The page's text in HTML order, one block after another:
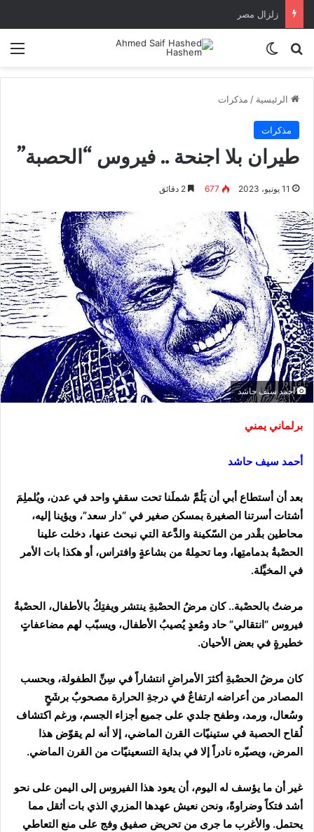
زلزال مصر
بحث عنالوضع المظلم
الرئيسية / مذكرات
مذكرات
طيران بلا اجنحة .. فيروس “الحصبة”
11 يونيو، 2023 677
أحمد سيف حاشد
برلماني يمني
أحمد سيف حاشد
بعد أن أستطاع أبي أن يَلُمَّ شملَنا تحت سقفٍ واحد في عدن، ويُلملِمَ
أشتات أسرتنا الصغيرة بمسكن صغير في “دار سعد”، ويؤينا إليه،
محاطين بقْدر من السّكينة والدَّعة التي نبحث عنها، دخلت علينا
الحصْبةُ بدمامتِها، وما تحمِلهُ من بشاعةٍ وافتراس، أو هكذا بات الأمر
في المخيِّلة.
مرضتُ بالحصْبة.. كان مرضُ الحصْبةِ ينتشر ويفتِكُ بالأطفال، الحصْبةُ
فيروس “انتقالي” حاد ومُعدٍ يُصيبُ الأطفال، ويسبّب لهم مضاعفاتٍ
خطيرةٍ في بعض الأحيان.
كان مرضُ الحصْبةِ أكثرَ الأمراضِ انتشاراً في سِنِّ الطفولة، وبحسب
المصادر من أعراضه ارتفاعٌ في درجةِ الحرارة مصحوبٌ برشَحٍ
وسُعال، ورمد، وطفح جلدي على جميع أجزاء الجسم، ورغم اكتشاف
لُقاح الحصبة في ستينيّات القرن الماضي، إلا أنه لم يقوّض هذا
المرض، ويصيّره نادراً إلا في بداية التسعينيّات من القرن الماضي.
غير أن ما يؤسف له اليوم، أن يعود هذا الفيروس إلى اليمن على نحو
أشد فتكاً وضراوةً، ونحن نعيش عهدها المزري الذي بات أثقل مما
يحتمل. والأغرب ما جرى من تحريض صفيق وفج على منع التعاطي